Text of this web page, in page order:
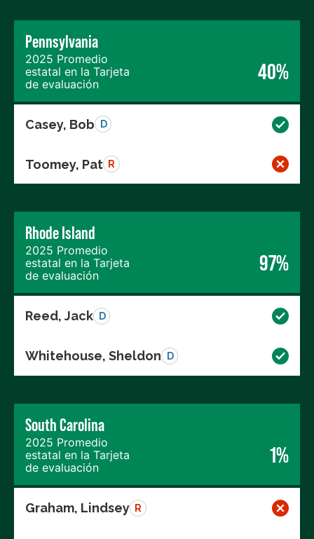
Pennsylvania
2025 Promedio
estatal en la Tarjeta
de evaluación
40%
Casey, Bob D
Toomey, Pat R
Rhode Island
2025 Promedio
estatal en la Tarjeta
de evaluación
97%
Reed, Jack D
Whitehouse, Sheldon D
South Carolina
2025 Promedio
estatal en la Tarjeta
de evaluación
1%
Graham, Lindsey R